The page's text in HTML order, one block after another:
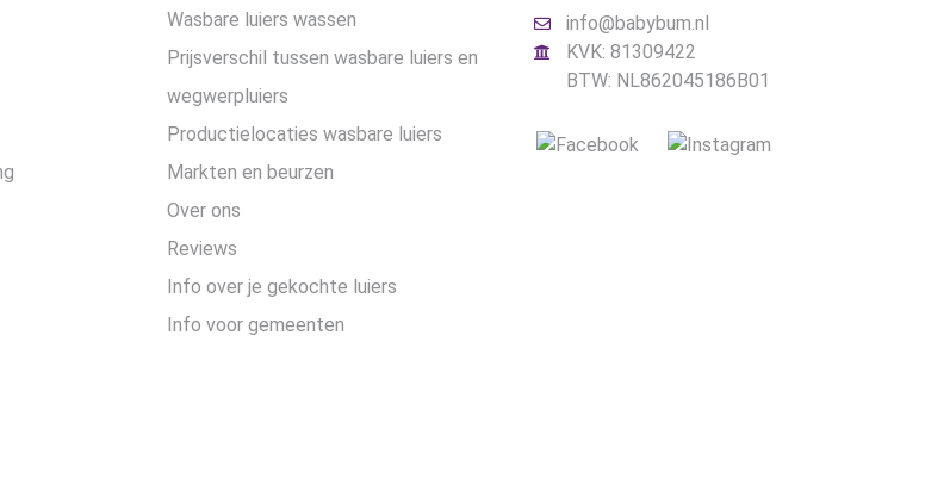
Wasbare luiers wassen
Prijsverschil tussen wasbare luiers en
wegwerpluiers
Productielocaties wasbare luiers
Markten en beurzen
Over ons
Reviews
Info over je gekochte luiers
Info voor gemeenten
info@babybum.nl
KVK: 81309422
BTW: NL862045186B01